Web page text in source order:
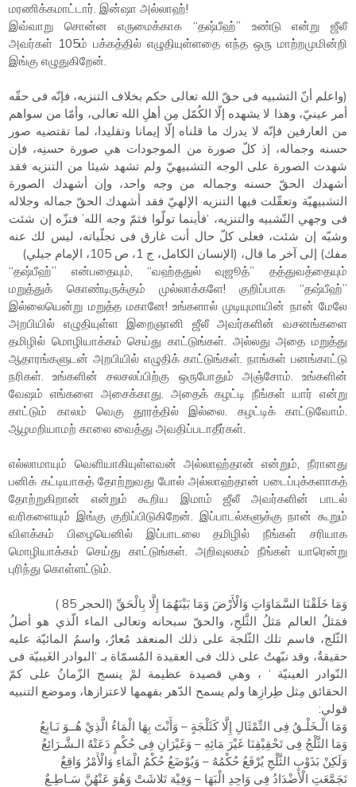
மரணிக்கமாட்டார். இன்ஷா அல்லாஹ்!
இவ்வாறு சொன்ன எருமைக்காக “தஷ்பீஹ்” உண்டு என்று ஜீலீ
அவர்கள் 105ம் பக்கத்தில் எழுதியுள்ளதை எந்த ஒரு மாற்றமுமின்றி
இங்கு எழுதுகிறேன்.
(واعلم أنّ التشبيه فى حقّ الله تعالى حكم بخلاف التنزيه، فإنّه فى حقّه
أمر عينيّ، وهذا لا يشهده إلّا الكُمّل مِن أهلِ الله تعالى، وأمّا من سواهم
من العارفين فإنّه لا يدرك ما قلناه إلّا إيمانا وتقليدا، لما تقتضيه صور
حسنه وجماله، إذ كلّ صورة من الموجودات هي صورة حسنِه، فإن
شهدت الصورة على الوجه التشبيهيّ ولم تشهد شيئا من التنزيه فقد
أشهدك الحقّ حسنه وجماله من وجه واحد، وإن أشهدك الصورة
التشبيهيّة وتعقّلت فيها التنزيه الإلهيّ فقد أشهدك الحقّ جماله وجلاله
فى وجهي التّشبيه والتنزيه، ‘فأينما تولّوا فثمّ وجه الله’ فنزّه إن شئت
وشبّه إن شئت، فعلى كلّ حال أنت غارق فى تجلّياته، ليس لك عنه
مفك) إلى آخر ما قال، (الإنسان الكامل، ج 1، ص 105، الإمام جيلي)
“தஷ்பீஹ்” என்பதையும், “வஹ்ததுல் வுஜூத்” தத்துவத்தையும்
மறுத்துக் கொண்டிருக்கும் முல்லாக்களே! குறிப்பாக “தஷ்பீஹ்”
இல்லையென்று மறுத்த மகானே! உங்களால் முடியுமாயின் நான் மேலே
அறபியில் எழுதியுள்ள இறைஞானி ஜீலீ அவர்களின் வசனங்களை
தமிழில் மொழியாக்கம் செய்து காட்டுங்கள். அல்லது அதை மறுத்து
ஆதாரங்களுடன் அறபியில் எழுதிக் காட்டுங்கள். நாங்கள் பனங்காட்டு
நரிகள். உங்களின் சலசலப்பிற்கு ஒருபோதும் அஞ்சோம். உங்களின்
வேஷம் எங்களை அசைக்காது. அதைக் கழட்டி நீங்கள் யார் என்று
காட்டும் காலம் வெகு தூரத்தில் இல்லை. கழட்டிக் காட்டுவோம்.
ஆழமறியாமற் காலை வைத்து அவதிப்படாதீர்கள்.
எல்லாமாயும் வெளியாகியுள்ளவன் அல்லாஹ்தான் என்றும், நீரானது
பனிக் கட்டியாகத் தோற்றுவது போல் அல்லாஹ்தான் படைப்புக்களாகத்
தோற்றுகிறான் என்றும் கூறிய இமாம் ஜீலீ அவர்களின் பாடல்
வரிகளையும் இங்கு குறிப்பிடுகிறேன். இப்பாடல்களுக்கு நான் கூறும்
விளக்கம் பிழையெனில் இப்பாடலை தமிழில் நீங்கள் சரியாக
மொழியாக்கம் செய்து காட்டுங்கள். அறிவுலகம் நீங்கள் யாரென்று
புரிந்து கொள்ளட்டும்.
وَمَا خَلَقْنَا السَّمَاوَاتِ وَالْأَرْضَ وَمَا بَيْنَهُمَا إِلَّا بِالْحَقِّ (الحجر 85 )
فمَثلُ العالم مَثلُ الثَّلجِ، والحقّ سبحانه وتعالى الماء الّذي هو أصلُ
الثّلج، فاسم تلك الثّلجة على ذلك المنعقد مُعارٌ، واسمُ المائيّة عليه
حقيقةٌ، وقد نبّهتُ على ذلك فى العقيدة المُسمّاة بـ ‘البوادر الغَيبيّة فى
النّوادر العينيّة ‘ ، وهي قصيدة عظيمة لمْ ينسج الزّمانُ على كمّ
الحقائق مِثل طِرازِها ولم يسمح الدّهر بفهمها لاعتزازها، وموضع التنبيه
قولي:
وَمَا الْـخَلْـقُ فِى التِّمْثَالِ إِلَّا كَثَلْجَةٍ – وَأَنْتَ بِهَا الْمَاءُ الَّذِيْ هُــوَ نَـابِعٌ
وَمَا الثَّلْجُ فِى تَحْقِيْقِنَا غَيْرَ مَائِهِ – وَغَيْرَانِ فِى حُكْمٍ دَعَتْهُ الـشَّـرَائِعُ
وَلَكِنْ بَذَوْبِ الثَّلْجِ يُرْفَعُ حُكْمُهُ – وَيُوْضَعُ حُكْمُ الْمَاءِ وَالْأَمْرُ وَاقِعٌ
تَجَمَّعَتِ الْأَضْدَادُ فِى وَاحِدِ الْبَهَا – وَفِيْهَ تَلاشَتْ وَهُوَ عَنْهُنَّ سَـاطِـعٌ